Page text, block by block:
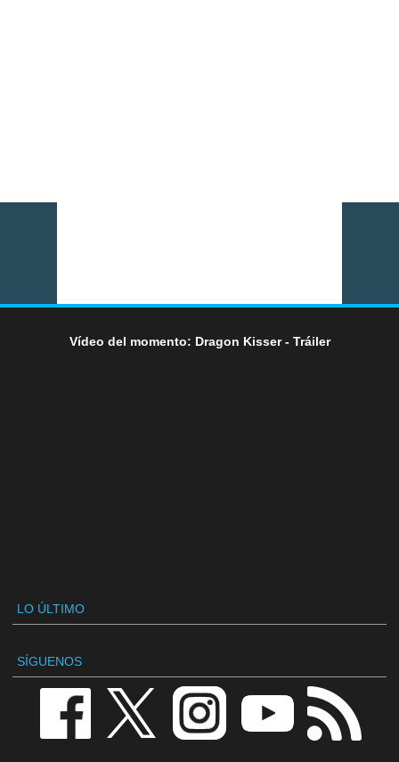
Vídeo del momento: Dragon Kisser - Tráiler
LO ÚLTIMO
SÍGUENOS